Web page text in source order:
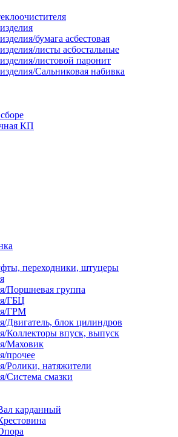
бумага асбестовая
листы асбостальные
листовой паронит
Сальниковая набивка
КП
переходники, штуцеры
Поршневая группа
ГБЦ
ГРМ
Двигатель, блок цилиндров
Коллекторы впуск, выпуск
Маховик
прочее
Ролики, натяжители
Система смазки
карданный